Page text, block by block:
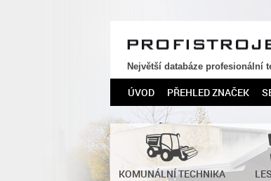
Největší databáze profesionální
ÚVOD PŘEHLED ZNAČEK
KOMUNÁLNÍ TECHNIKA